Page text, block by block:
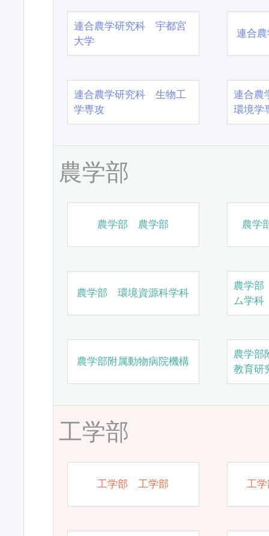
連合農学研究科 宇都宮
大学
連合
連合農学研究科 生物工
学専攻
連合農
環境学
農学部
農学部 農学部 農学
農学部 環境資源科学科
農学
ム学科
農学部附属動物病院機構
農学部
教育研
工学部
工学部 工学部 工